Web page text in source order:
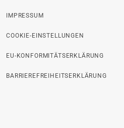
IMPRESSUM
COOKIE-EINSTELLUNGEN
EU-KONFORMITÄTSERKLÄRUNG
BARRIEREFREIHEITSERKLÄRUNG